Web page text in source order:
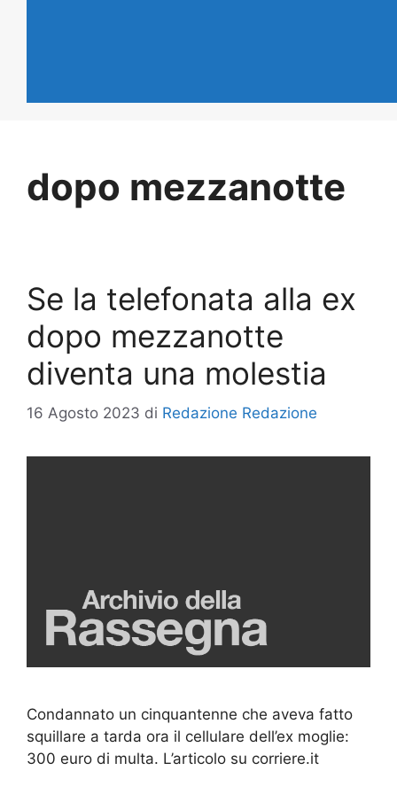
dopo mezzanotte
Se la telefonata alla ex
dopo mezzanotte
diventa una molestia
16 Agosto 2023 di Redazione Redazione
Condannato un cinquantenne che aveva fatto
squillare a tarda ora il cellulare dell’ex moglie:
300 euro di multa. L’articolo su corriere.it